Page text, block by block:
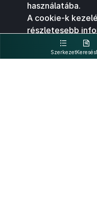
SzerkezetKeresés
használatába.
A cookie-k
részletesebb
kattintva olvashat.